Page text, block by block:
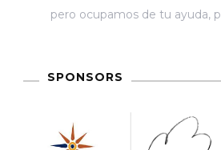
pero ocupamos de tu ayuda,
SPONSORS